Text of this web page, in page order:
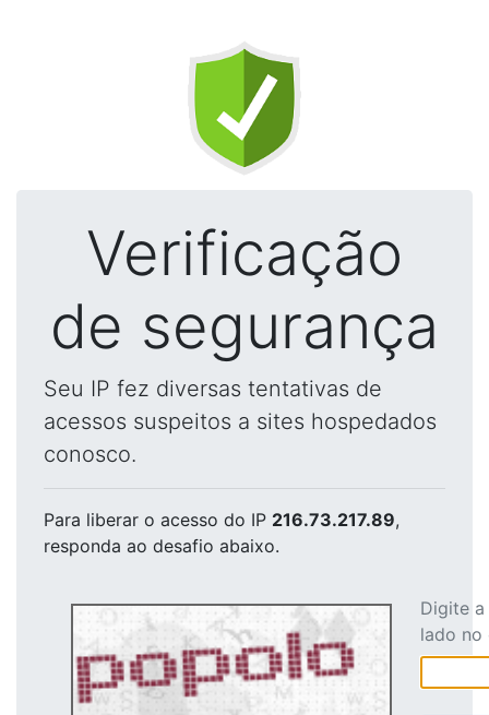
Verificação
de segurança
Seu IP fez diversas tentativas de
acessos suspeitos a sites hospedados
conosco.
Para liberar o acesso do IP 216.73.217.89,
responda ao desafio abaixo.
Digite
lado no